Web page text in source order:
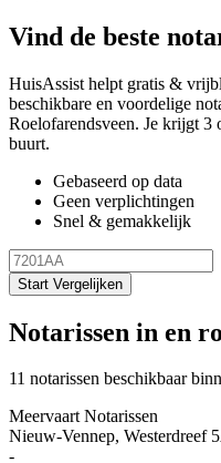
Vind de beste
HuisAssist helpt gratis &
beschikbare en voordelige
Roelofarendsveen. Je krijgt 3
buurt.
Gebaseerd op data
Geen verplichtingen
Snel & gemakkelijk
Start Vergelijken
Notarissen in en
11 notarissen beschikbaar
Meervaart Notarissen
Nieuw-Vennep, Westerdreef
-